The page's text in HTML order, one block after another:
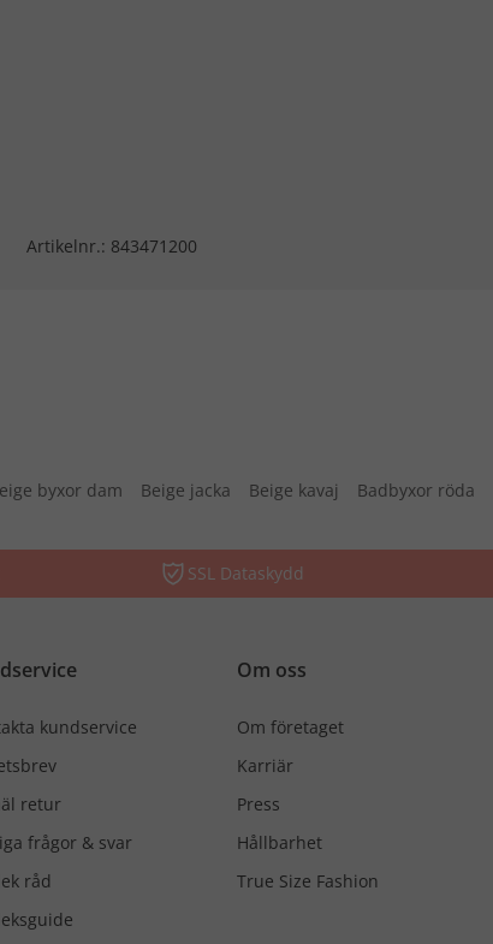
Artikelnr.: 843471200
byxor dam Beige jacka Beige kavaj Badbyxor röda
SSL Dataskydd
kundservice
retur
frågor & svar
råd
Om oss
Om företaget
Karriär
Press
Hållbarhet
True Size Fashion